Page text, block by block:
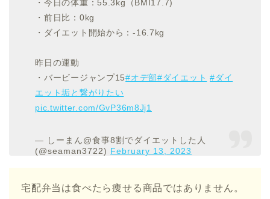
・今日の体重：55.3kg（BMI17.7)
・前日比：0kg
・ダイエット開始から：-16.7kg
昨日の運動
・バービージャンプ15#オデ部#ダイエット #ダイ
エット垢と繋がりたい
pic.twitter.com/GvP36m8Jj1
— しーまん@食事8割でダイエットした人
(@seaman3722) February 13, 2023
宅配弁当は食べたら痩せる商品ではありません。